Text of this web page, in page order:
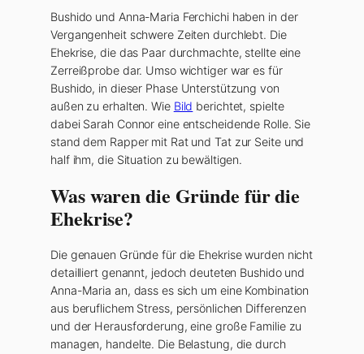
Bushido und Anna-Maria Ferchichi haben in der
Vergangenheit schwere Zeiten durchlebt. Die
Ehekrise, die das Paar durchmachte, stellte eine
Zerreißprobe dar. Umso wichtiger war es für
Bushido, in dieser Phase Unterstützung von
außen zu erhalten. Wie Bild berichtet, spielte
dabei Sarah Connor eine entscheidende Rolle. Sie
stand dem Rapper mit Rat und Tat zur Seite und
half ihm, die Situation zu bewältigen.
Was waren die Gründe für die
Ehekrise?
Die genauen Gründe für die Ehekrise wurden nicht
detailliert genannt, jedoch deuteten Bushido und
Anna-Maria an, dass es sich um eine Kombination
aus beruflichem Stress, persönlichen Differenzen
und der Herausforderung, eine große Familie zu
managen, handelte. Die Belastung, die durch